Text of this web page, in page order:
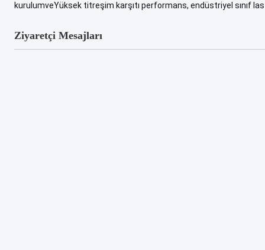
kurulumveYüksek titreşim karşıtı performans, endüstriyel sınıf
Ziyaretçi Mesajları